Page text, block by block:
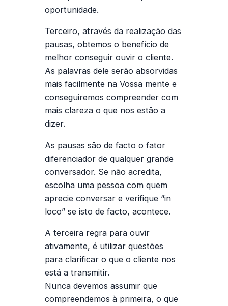
oportunidade.
Terceiro, através da realização das
pausas, obtemos o benefício de
melhor conseguir ouvir o cliente.
As palavras dele serão absorvidas
mais facilmente na Vossa mente e
conseguiremos compreender com
mais clareza o que nos estão a
dizer.
As pausas são de facto o fator
diferenciador de qualquer grande
conversador. Se não acredita,
escolha uma pessoa com quem
aprecie conversar e verifique “in
loco” se isto de facto, acontece.
A terceira regra para ouvir
ativamente, é utilizar questões
para clarificar o que o cliente nos
está a transmitir.
Nunca devemos assumir que
compreendemos à primeira, o que